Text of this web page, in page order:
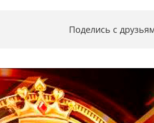
Поделись с